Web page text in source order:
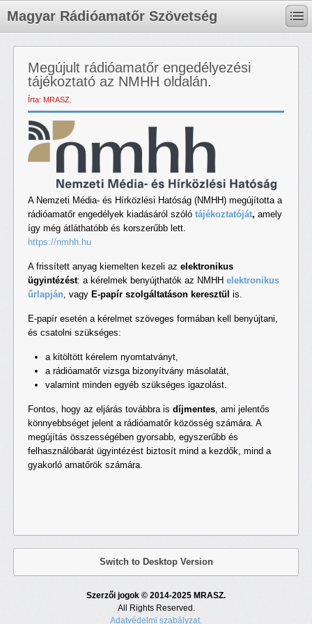
Magyar Rádióamatőr Szövetség
Megújult rádióamatőr engedélyezési
tájékoztató az NMHH oldalán.
Írta: MRASZ.
A Nemzeti Média- és Hírközlési Hatóság (NMHH) megújította a
rádióamatőr engedélyek kiadásáról szóló tájékoztatóját, amely
így még átláthatóbb és korszerűbb lett.
https://nmhh.hu
A frissített anyag kiemelten kezeli az elektronikus
ügyintézést: a kérelmek benyújthatók az NMHH elektronikus
űrlapján , vagy E-papír szolgáltatáson keresztül is.
E-papír esetén a kérelmet szöveges formában kell benyújtani,
és csatolni szükséges:
a kitöltött kérelem nyomtatványt,
a rádióamatőr vizsga bizonyítvány másolatát,
valamint minden egyéb szükséges igazolást.
Fontos, hogy az eljárás továbbra is díjmentes , ami jelentős
könnyebbséget jelent a rádióamatőr közösség számára. A
megújítás összességében gyorsabb, egyszerűbb és
felhasználóbarát ügyintézést biztosít mind a kezdők, mind a
gyakorló amatőrök számára.
Switch to Desktop Version
Szerzői jogok © 2014-2025 MRASZ.
All Rights Reserved.
Adatvédelmi szabályzat.